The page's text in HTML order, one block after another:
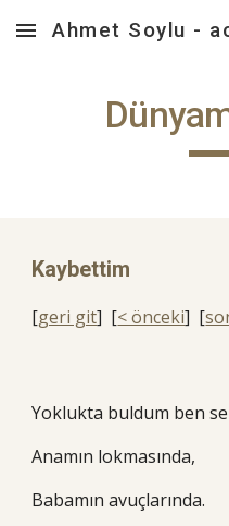
Skip to main content
Ahmet Soylu -
Kaybettim
[geri git] [< önceki] [
Yoklukta buldum ben
Anamın lokmasında,
Babamın avuçlarında.